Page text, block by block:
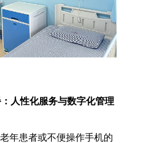
人性化服务与数字化管理
年患者或不便操作手机的